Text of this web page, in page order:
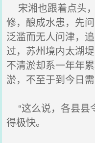
宋湘也跟着点头
修，酿成水患，先
泛滥而无人问津，
过，苏州境内太湖
不清淤却系一年年
淤，不至于到今日
“这么说，各县县
得极快。